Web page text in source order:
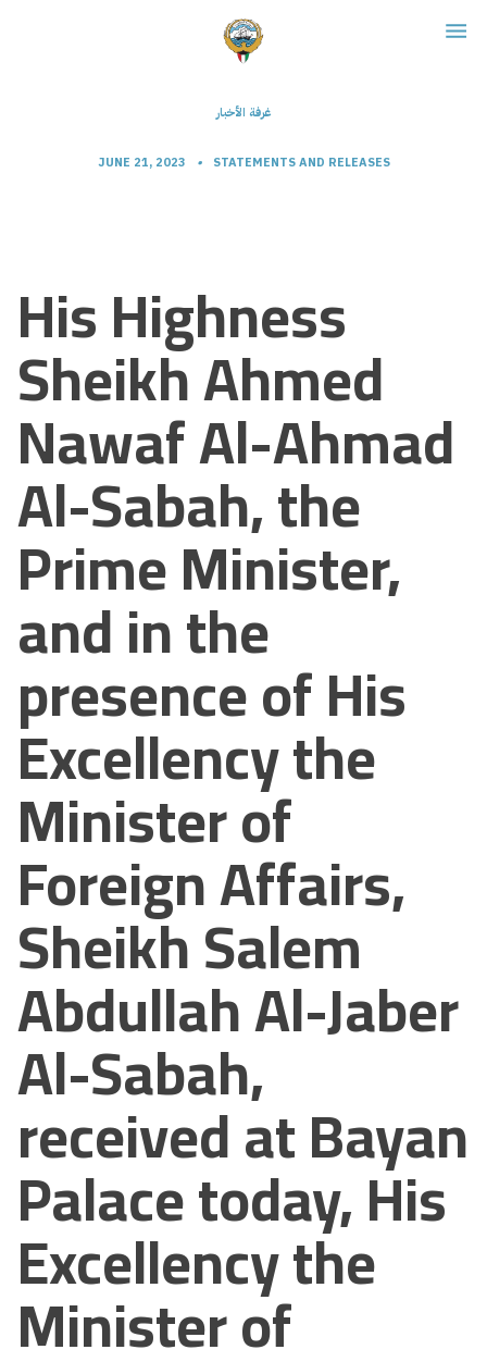
غرفة الأخبار
JUNE 21, 2023 • STATEMENTS AND RELEASES
His Highness
Sheikh Ahmed
Nawaf Al-Ahmad
Al-Sabah, the
Prime Minister,
and in the
presence of His
Excellency the
Minister of
Foreign Affairs,
Sheikh Salem
Abdullah Al-Jaber
Al-Sabah,
received at Bayan
Palace today, His
Excellency the
Minister of